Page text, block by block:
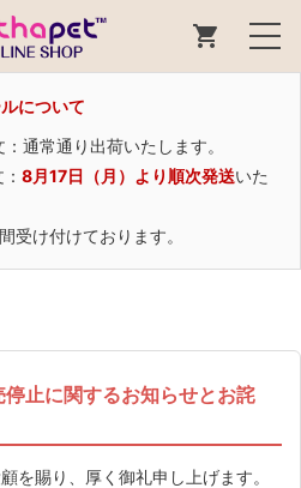
について
通常通り出荷いたします。
8月17日（月）より順次発送いた
受け付けております。
停止に関するお知らせとお詫
を賜り、厚く御礼申し上げます。